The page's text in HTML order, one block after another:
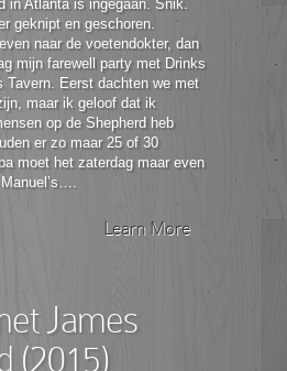
in Atlanta is ingegaan. Snik.
geknipt en geschoren.
naar de voetendokter, dan
mijn farewell party met Drinks
Tavern. Eerst dachten we met
maar ik geloof dat ik
op de Shepherd heb
er zo maar 25 of 30
moet het zaterdag maar even
Learn More
James
(2015)